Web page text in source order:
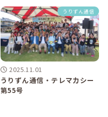
うりずん通信
2025.11.01
うりずん通信・テレマカシー
第55号